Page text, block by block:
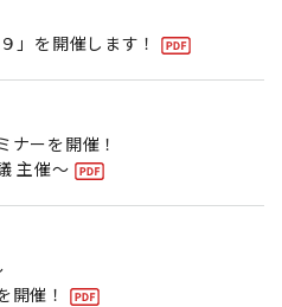
」を開催します！
ナーを開催！
主催〜
開催！